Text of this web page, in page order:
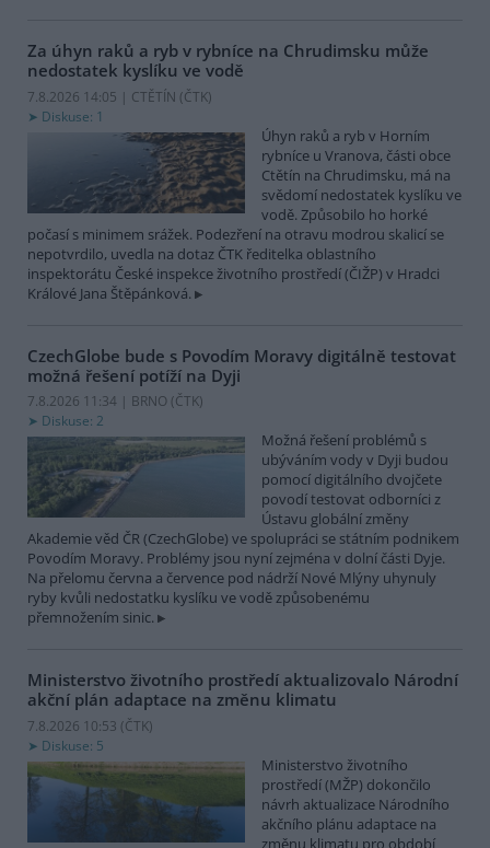
Za úhyn raků a ryb v rybníce na Chrudimsku může
nedostatek kyslíku ve vodě
7.8.2026 14:05 | CTĚTÍN (ČTK)
Diskuse: 1
Úhyn raků a ryb v Horním
rybníce u Vranova, části obce
Ctětín na Chrudimsku, má na
svědomí nedostatek kyslíku ve
vodě. Způsobilo ho horké
počasí s minimem srážek. Podezření na otravu modrou skalicí se
nepotvrdilo, uvedla na dotaz ČTK ředitelka oblastního
inspektorátu České inspekce životního prostředí (ČIŽP) v Hradci
Králové Jana Štěpánková.
CzechGlobe bude s Povodím Moravy digitálně testovat
možná řešení potíží na Dyji
7.8.2026 11:34 | BRNO (ČTK)
Diskuse: 2
Možná řešení problémů s
ubýváním vody v Dyji budou
pomocí digitálního dvojčete
povodí testovat odborníci z
Ústavu globální změny
Akademie věd ČR (CzechGlobe) ve spolupráci se státním podnikem
Povodím Moravy. Problémy jsou nyní zejména v dolní části Dyje.
Na přelomu června a července pod nádrží Nové Mlýny uhynuly
ryby kvůli nedostatku kyslíku ve vodě způsobenému
přemnožením sinic.
Ministerstvo životního prostředí aktualizovalo Národní
akční plán adaptace na změnu klimatu
7.8.2026 10:53 (ČTK)
Diskuse: 5
Ministerstvo životního
prostředí (MŽP) dokončilo
návrh aktualizace Národního
akčního plánu adaptace na
změnu klimatu pro období